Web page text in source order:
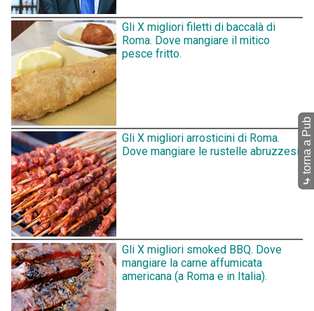
Gli X migliori filetti di baccalà di
Roma. Dove mangiare il mitico
pesce fritto.
Gli X migliori arrosticini di Roma.
Dove mangiare le rustelle abruzzesi.
Gli X migliori smoked BBQ. Dove
mangiare la carne affumicata
americana (a Roma e in Italia).
⤷
torna a Pub